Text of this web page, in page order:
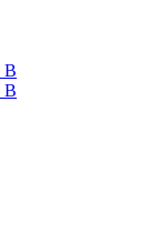
В
В